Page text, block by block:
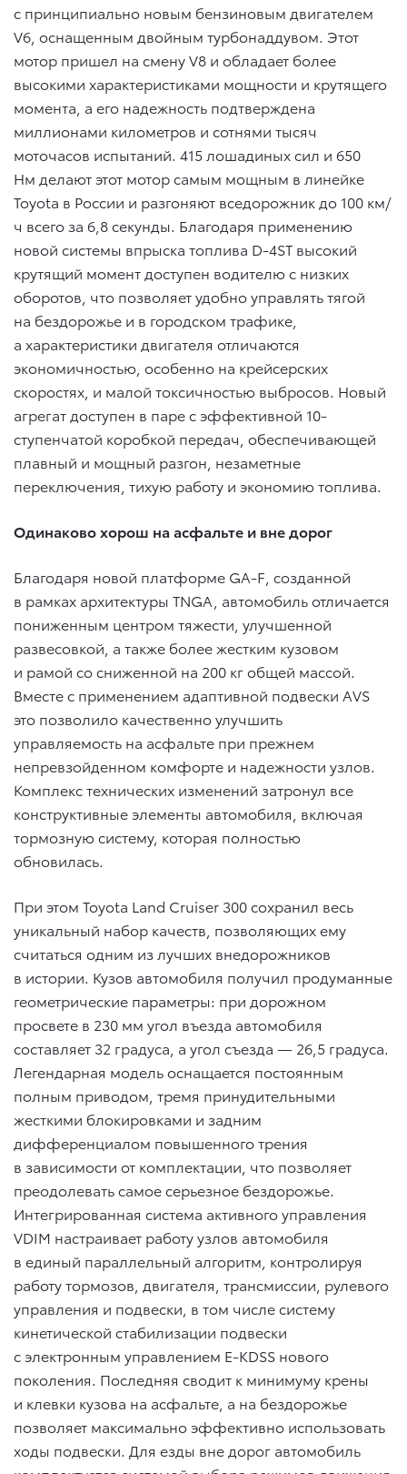
с принципиально новым бензиновым двигателем
V6, оснащенным двойным турбонаддувом. Этот
мотор пришел на смену V8 и обладает более
высокими характеристиками мощности и крутящего
момента, а его надежность подтверждена
миллионами километров и сотнями тысяч
моточасов испытаний. 415 лошадиных сил и 650
Нм делают этот мотор самым мощным в линейке
Toyota в России и разгоняют вседорожник до 100 км/
ч всего за 6,8 секунды. Благодаря применению
новой системы впрыска топлива D-4ST высокий
крутящий момент доступен водителю с низких
оборотов, что позволяет удобно управлять тягой
на бездорожье и в городском трафике,
а характеристики двигателя отличаются
экономичностью, особенно на крейсерских
скоростях, и малой токсичностью выбросов. Новый
агрегат доступен в паре с эффективной 10-
ступенчатой коробкой передач, обеспечивающей
плавный и мощный разгон, незаметные
переключения, тихую работу и экономию топлива.
Одинаково хорош на асфальте и вне дорог
Благодаря новой платформе GA-F, созданной
в рамках архитектуры TNGA, автомобиль отличается
пониженным центром тяжести, улучшенной
развесовкой, а также более жестким кузовом
и рамой со сниженной на 200 кг общей массой.
Вместе с применением адаптивной подвески AVS
это позволило качественно улучшить
управляемость на асфальте при прежнем
непревзойденном комфорте и надежности узлов.
Комплекс технических изменений затронул все
конструктивные элементы автомобиля, включая
тормозную систему, которая полностью
обновилась.
При этом Toyota Land Cruiser 300 сохранил весь
уникальный набор качеств, позволяющих ему
считаться одним из лучших внедорожников
в истории. Кузов автомобиля получил продуманные
геометрические параметры: при дорожном
просвете в 230 мм угол въезда автомобиля
составляет 32 градуса, а угол съезда — 26,5 градуса.
Легендарная модель оснащается постоянным
полным приводом, тремя принудительными
жесткими блокировками и задним
дифференциалом повышенного трения
в зависимости от комплектации, что позволяет
преодолевать самое серьезное бездорожье.
Интегрированная система активного управления
VDIM настраивает работу узлов автомобиля
в единый параллельный алгоритм, контролируя
работу тормозов, двигателя, трансмиссии, рулевого
управления и подвески, в том числе систему
кинетической стабилизации подвески
с электронным управлением E-KDSS нового
поколения. Последняя сводит к минимуму крены
и клевки кузова на асфальте, а на бездорожье
позволяет максимально эффективно использовать
ходы подвески. Для езды вне дорог автомобиль